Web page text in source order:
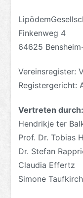
Finkenweg 4
64625
Vereinsregister:
Registergericht:
Vertreten durch:
Hendrikje ter
Prof. Dr. Tobias
Dr. Stefan
Claudia Effertz
Simone Taufkirch